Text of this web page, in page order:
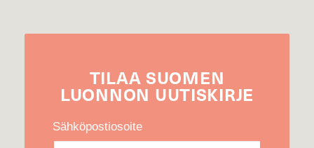
TILAA SUOMEN
LUONNON UUTIS­KIRJE
Sähköpostiosoite